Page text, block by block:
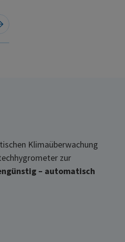
Klimaüberwachung
zur
– automatisch